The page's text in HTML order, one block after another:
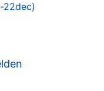
22dec)